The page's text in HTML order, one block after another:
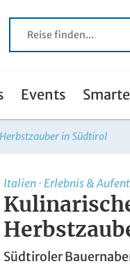
Events
in Südtirol
Italien · Erlebnis &
Südtiroler